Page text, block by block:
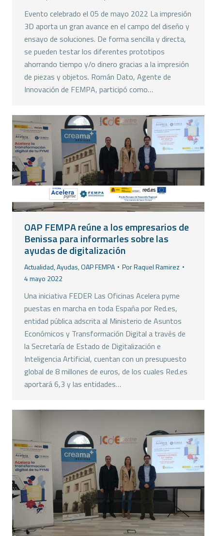
Evento celebrado el 05 de mayo 2022 La impresión
3D aporta un gran avance en el campo del diseño y
ensayo de soluciones. De forma sencilla y directa,
se pueden testar los diferentes prototipos
ahorrando tiempo y/o dinero gracias a la impresión
de piezas y objetos. Román Dato, Agente de
Innovación de FEMPA, participó como…
OAP FEMPA reúne a los empresarios de
Benissa para informarles sobre las
ayudas de digitalización
Actualidad,Ayudas,OAP FEMPA PorRaquel Ramirez
4 mayo 2022
Una iniciativa FEDER Las Oficinas Acelera pyme
puestas en marcha en toda España por Red.es,
entidad pública adscrita al Ministerio de Asuntos
Económicos y Transformación Digital a través de
la Secretaría de Estado de Digitalización e
Inteligencia Artificial, cuentan con un presupuesto
global de 8 millones de euros, de los cuales Red.es
aportará 6,3 y las entidades…